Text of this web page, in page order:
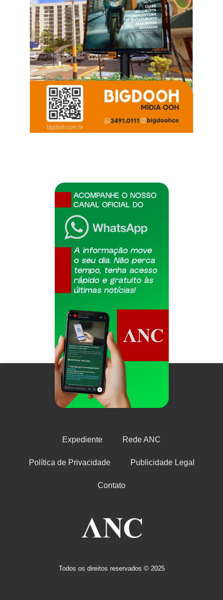
Expediente Rede ANC
Política de Privacidade Publicidade Legal
Contato
Todos os direitos reservados © 2025